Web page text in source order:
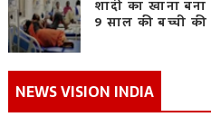
शादी का खाना
9 साल की बच्ची की
NEWS VISION INDIA